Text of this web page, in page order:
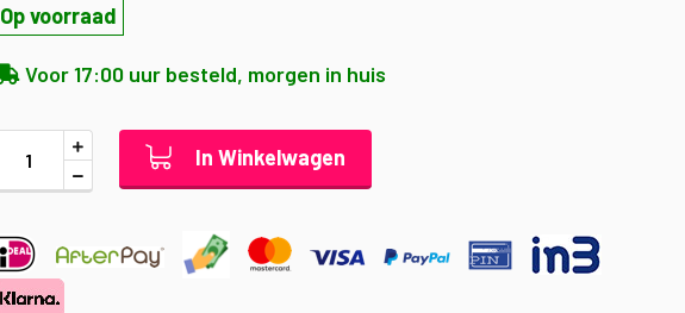
Op voorraad
Voor 17:00 uur besteld, morgen in huis
In Winkelwagen